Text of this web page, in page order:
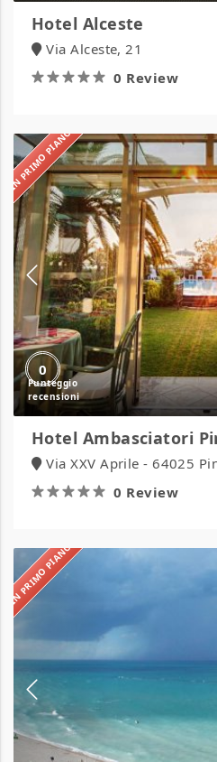
Hotel Alceste
Via Alceste, 21
0 Review
IN PRIMO PIANO
0
Hotel
Ambasciatori
Pineto
Hotel Ambasciatori
Via XXV Aprile - 64025
0 Review
IN PRIMO PIANO
Hotel